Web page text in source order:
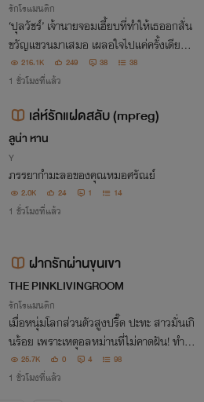
รักโรแมนติก
‘ปุลวัชร์’ เจ้านายจอมเฮี้ยบที่ทำให้เธออกสั่น
ขวัญแขวนมาเสมอ เผลอใจไปแค่ครั้งเดียว บ
อสหน้าโหดกลับเปิดโหมดคลั่งรัก
216.1K 249 38 38
1 ชั่วโมงที่แล้ว
เล่ห์รักแฝดสลับ (mpreg)
ลูน่า หาน
Y
ภรรยากำมะลอของคุณหมอศรัณย์
2.0K 24 1 14
1 ชั่วโมงที่แล้ว
ฝากรักผ่านขุนเขา
THE PINKLIVINGROOM
รักโรแมนติก
เมื่อหนุ่มโลกส่วนตัวสูงปรี๊ด ปะทะ สาวมั่นเกิ
นร้อย เพราะเหตุอลหม่านที่ไม่คาดฝัน! ทำให้
ทั้งคู่ต้องมาแต่งงานกันโดยที่ไม่ตั้งใจ ตามลุ้น
ว่ารักแท้จะผลิบานบนขุนเขาแห่งนี้ได้หรือไม่
25.7K 0 4 98
1 ชั่วโมงที่แล้ว